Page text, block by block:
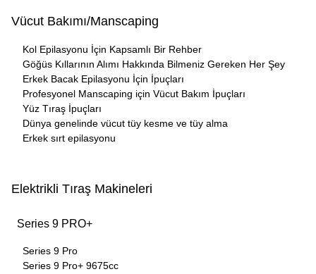
Vücut Bakımı/Manscaping
Kol Epilasyonu İçin Kapsamlı Bir Rehber
Göğüs Kıllarının Alımı Hakkında Bilmeniz Gereken Her Şey
Erkek Bacak Epilasyonu İçin İpuçları
Profesyonel Manscaping için Vücut Bakım İpuçları
Yüz Tıraş İpuçları
Dünya genelinde vücut tüy kesme ve tüy alma
Erkek sırt epilasyonu
Elektrikli Tıraş Makineleri
Series 9 PRO+
Series 9 Pro
Series 9 Pro+ 9675cc